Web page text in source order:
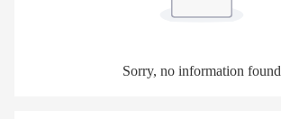
Sorry, no information found